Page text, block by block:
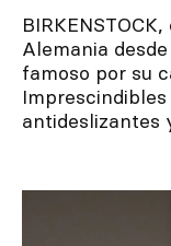
Alemania
famoso por su
antideslizantes